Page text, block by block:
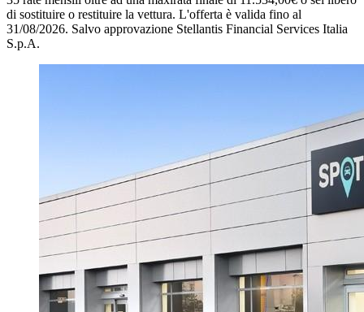
di sostituire o restituire la vettura. L'offerta è valida fino al
31/08/2026. Salvo approvazione Stellantis Financial Services Italia
S.p.A.